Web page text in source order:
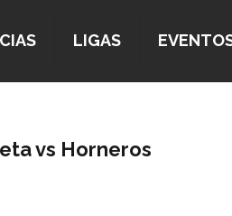
LIGAS
vs Horneros